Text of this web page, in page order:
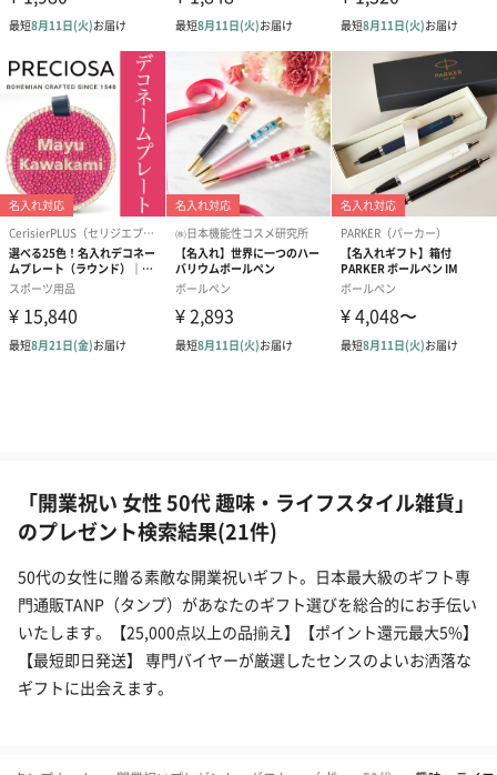
「開業祝い 女性 50代 趣味・ライフスタイル雑貨」
のプレゼント検索結果(21件)
50代の女性に贈る素敵な開業祝いギフト。日本最大級のギフト専
門通販TANP（タンプ）があなたのギフト選びを総合的にお手伝い
いたします。【25,000点以上の品揃え】【ポイント還元最大5%】
【最短即日発送】 専門バイヤーが厳選したセンスのよいお洒落な
ギフトに出会えます。